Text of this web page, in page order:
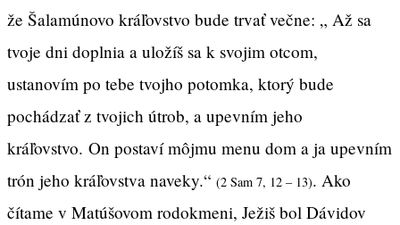
že Šalamúnovo kráľovstvo bude trvať večne: „ Až sa
tvoje dni doplnia a uložíš sa k svojim otcom,
ustanovím po tebe tvojho potomka, ktorý bude
pochádzať z tvojich útrob, a upevním jeho
kráľovstvo. On postaví môjmu menu dom a ja upevním
trón jeho kráľovstva naveky.“ (2 Sam 7, 12 – 13). Ako
čítame v Matúšovom rodokmeni, Ježiš bol Dávidov